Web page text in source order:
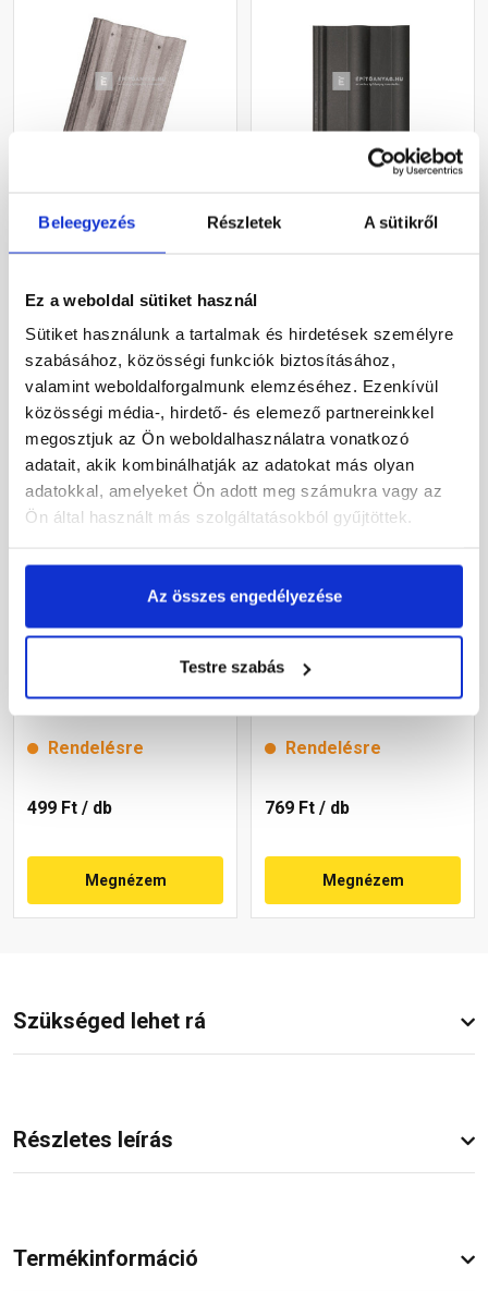
Beleegyezés Részletek A sütikről
Ez a weboldal sütiket használ
Sütiket használunk a tartalmak és hirdetések személyre
szabásához, közösségi funkciók biztosításához,
valamint weboldalforgalmunk elemzéséhez. Ezenkívül
közösségi média-, hirdető- és elemező partnereinkkel
megosztjuk az Ön weboldalhasználatra vonatkozó
adatait, akik kombinálhatják az adatokat más olyan
adatokkal, amelyeket Ön adott meg számukra vagy az
Ön által használt más szolgáltatásokból gyűjtöttek.
Az összes engedélyezése
Testre szabás
alapcserép szürke
360 Ft / db
Megnézem
alapcserép antracit
499 Ft/ db
Megnézem
Rendelésre
499 Ft / db
Megnézem
Bramac Római Star
Rendelésre
769 Ft / db
Megnézem
Szükséged lehet rá
Részletes leírás
Termékinformáció